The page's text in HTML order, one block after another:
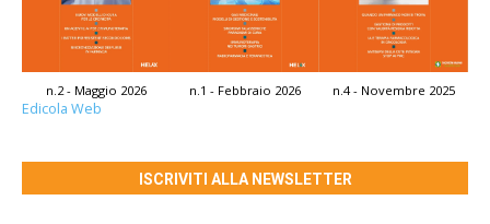
n.2 - Maggio 2026 n.1 - Febbraio 2026 n.4 - Novembre 2025
Edicola Web
ISCRIVITI ALLA NEWSLETTER